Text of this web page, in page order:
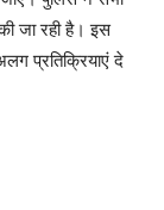
जा रही है। इस
प्रतिक्रियाएं दे